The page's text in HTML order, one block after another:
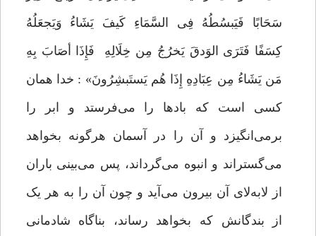
سَحَابًا فَیَبسُطُهُ فِی السَّمَاءِ کَیفَ یَشَاءُ وَیَجعَلُهُ
کِسَفًا فَتَرَى الوَدقَ یَخرُجُ مِن خِلَالِهِ فَإِذَا أصَابَ بِهِ
مَن یَشَاءُ مِن عِبَادِهِ إِذَا هُم یَستَبشِرُونَ» : خدا همان
کسی است که بادها را می‌فرستد و ابر را
برمی‌انگیزد و آن را در آسمان هرگونه بخواهد‌
می‌گستراند و انبوه می‌گرداند، ‌پس می‌بینی باران
از لابه‌لای آن بیرون می‌آید و چون آن را به هر یک
از بندگانش که بخواهد رساند،‌ بناگاه شادمانی